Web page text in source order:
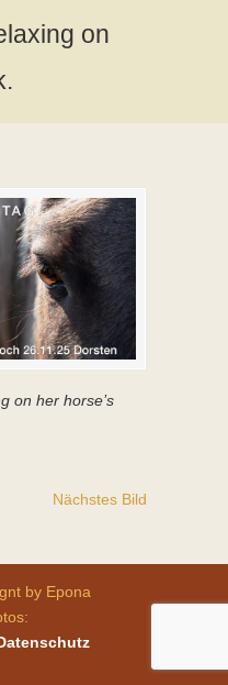
on
on her horse’s
Nächstes Bild
by Epona